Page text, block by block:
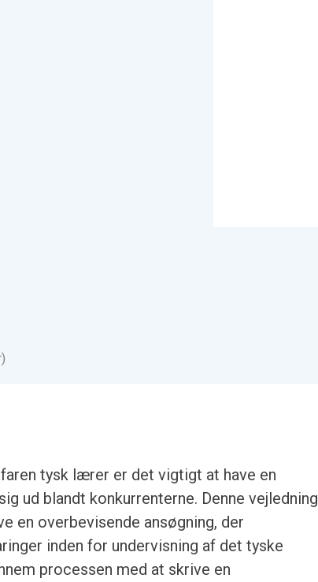
tysk lærer er det vigtigt at have en
ud blandt konkurrenterne. Denne vejledning
en overbevisende ansøgning, der
inden for undervisning af det tyske
processen med at skrive en